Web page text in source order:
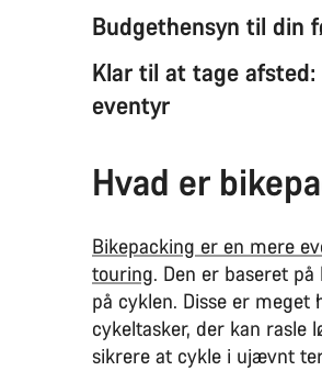
Budgethensyn til din
Klar til at tage
eventyr
Hvad er
Bikepacking er en mere
touring. Den er baseret
på cyklen. Disse er
cykeltasker, der kan rasle
sikrere at cykle i ujævnt